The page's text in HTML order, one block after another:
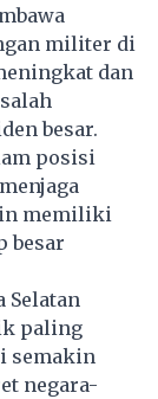
militer di
dan
besar.
posisi
memiliki
besar
Selatan
paling
semakin
negara-